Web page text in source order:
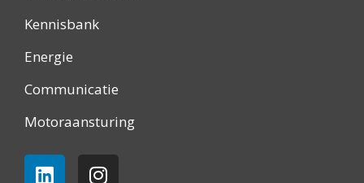
Kennisbank
Energie
Communicatie
Motoraansturing